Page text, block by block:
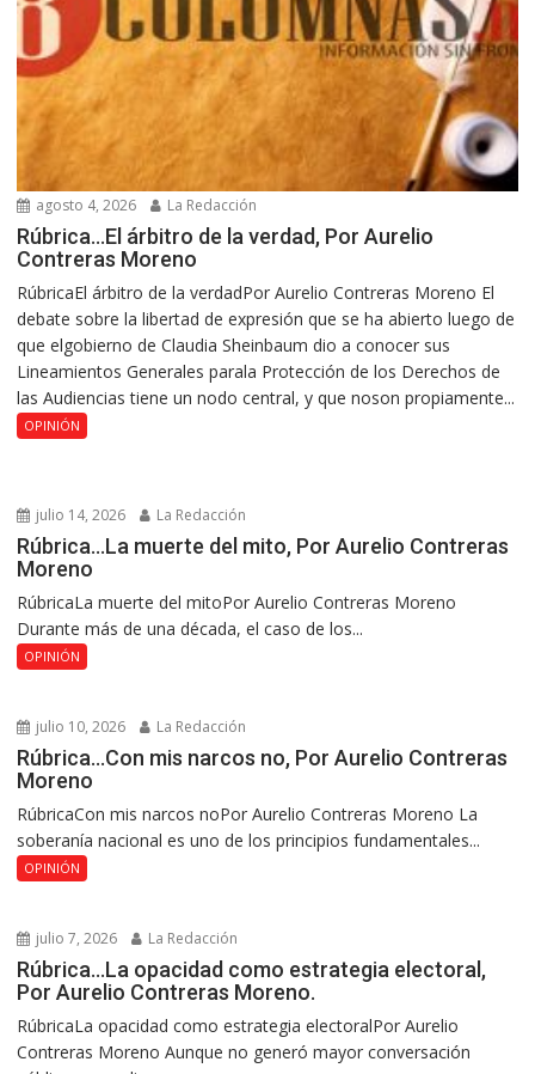
agosto 4, 2026 La Redacción
Rúbrica…El árbitro de la verdad, Por Aurelio
Contreras Moreno
RúbricaEl árbitro de la verdadPor Aurelio Contreras Moreno El
debate sobre la libertad de expresión que se ha abierto luego de
que elgobierno de Claudia Sheinbaum dio a conocer sus
Lineamientos Generales parala Protección de los Derechos de
las Audiencias tiene un nodo central, y que noson propiamente...
OPINIÓN
julio 14, 2026 La Redacción
Rúbrica…La muerte del mito, Por Aurelio Contreras
Moreno
RúbricaLa muerte del mitoPor Aurelio Contreras Moreno
Durante más de una década, el caso de los...
OPINIÓN
julio 10, 2026 La Redacción
Rúbrica…Con mis narcos no, Por Aurelio Contreras
Moreno
RúbricaCon mis narcos noPor Aurelio Contreras Moreno La
soberanía nacional es uno de los principios fundamentales...
OPINIÓN
julio 7, 2026 La Redacción
Rúbrica…La opacidad como estrategia electoral,
Por Aurelio Contreras Moreno.
RúbricaLa opacidad como estrategia electoralPor Aurelio
Contreras Moreno Aunque no generó mayor conversación